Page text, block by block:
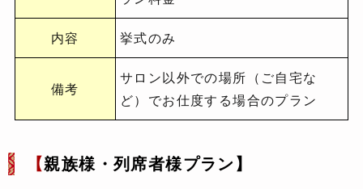
内容 挙式のみ
備考
サロン以外での場所（ご自宅な
ど）でお仕度する場合のプラン
【親族様・列席者様プラン】